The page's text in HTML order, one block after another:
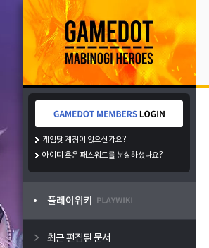
게임닷 계정이 없으신가요?
아이디 혹은 패스워드를 분실하셨나요?
최근 편집된 문서